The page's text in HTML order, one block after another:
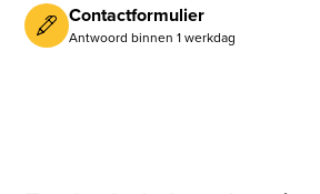
Contactformulier
Antwoord binnen 1 werkdag